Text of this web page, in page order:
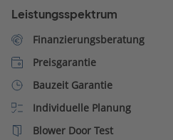
Leistungsspektrum
Finanzierungsberatung
Preisgarantie
Bauzeit Garantie
Individuelle Planung
Blower Door Test